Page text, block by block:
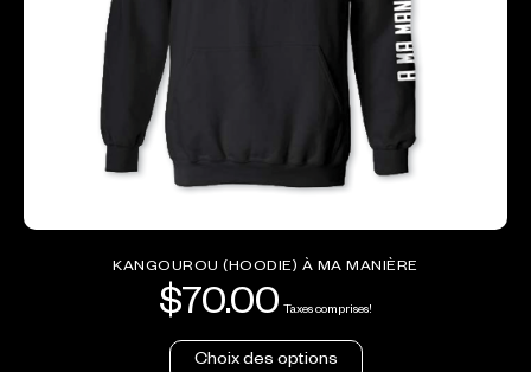
KANGOUROU (HOODIE) À MA MANIÈRE
$70.00 Taxes comprises!
Choix des options